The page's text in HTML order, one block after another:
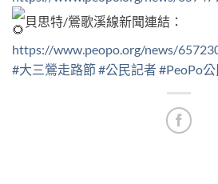
貝思特/鶯歌溪線新聞連結：
https://www.peopo.org/news/
#大三鶯走路節#公民記者#PeoPo